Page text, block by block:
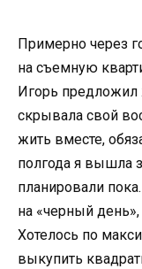
Примерно через
на съемную
Игорь
скрывала свой
жить вместе,
полгода я вышла
планировали
на «черный
Хотелось по
выкупить